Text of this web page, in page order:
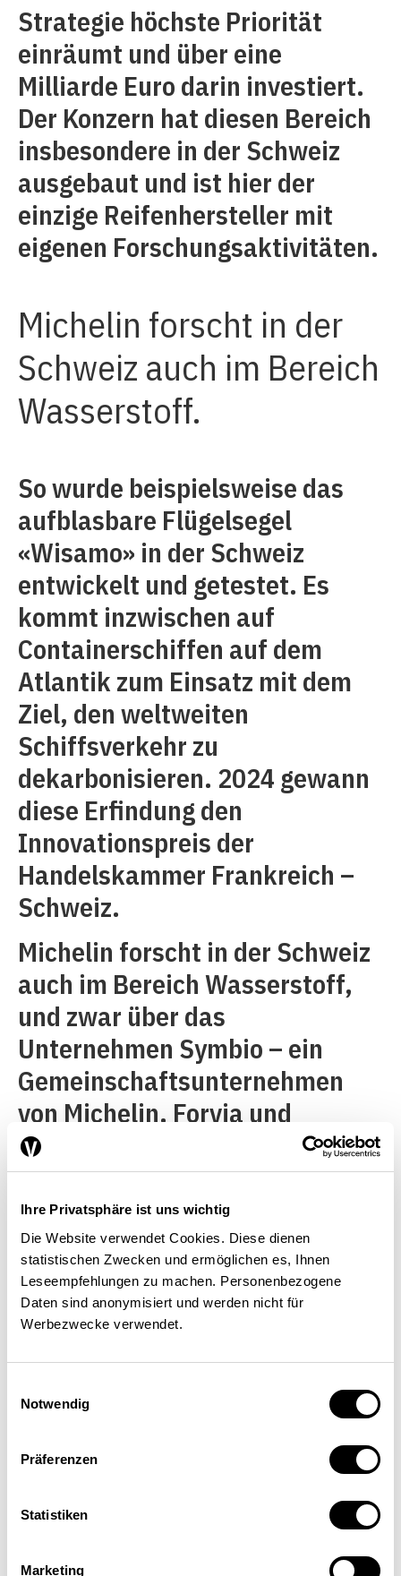
Ihre Privatsphäre ist uns wichtig
Die Website verwendet Cookies. Diese dienen
statistischen Zwecken und ermöglichen es, Ihnen
Leseempfehlungen zu machen. Personenbezogene
Daten sind anonymisiert und werden nicht für
Werbezwecke verwendet.
Notwendig
Präferenzen
Statistiken
Marketing
Strategie höchste Priorität
einräumt und über eine
Milliarde Euro darin investiert.
Der Konzern hat diesen Bereich
insbesondere in der Schweiz
ausgebaut und ist hier der
einzige Reifenhersteller mit
eigenen Forschungsaktivitäten.
Michelin forscht in der
Schweiz auch im Bereich
Wasserstoff.
So wurde beispielsweise das
aufblasbare Flügelsegel
«Wisamo» in der Schweiz
entwickelt und getestet. Es
kommt inzwischen auf
Containerschiffen auf dem
Atlantik zum Einsatz mit dem
Ziel, den weltweiten
Schiffsverkehr zu
dekarbonisieren. 2024 gewann
diese Erfindung den
Innovationspreis der
Handelskammer Frankreich –
Schweiz.
Michelin forscht in der Schweiz
auch im Bereich Wasserstoff,
und zwar über das
Unternehmen Symbio – ein
Gemeinschaftsunternehmen
von Michelin, Forvia und
Stellantis. Symbio wird 2026
ein Forschungszentrum rund um
die Wasserstoffbatterie
eröffnen, ebenfalls im Kanton
Freiburg.
Der Schweizer Markt ist für
Nachfrage nach hochwertigen
und innovativen Produkten
bekannt. Daher entspricht er
Markenidentität von Michelin,